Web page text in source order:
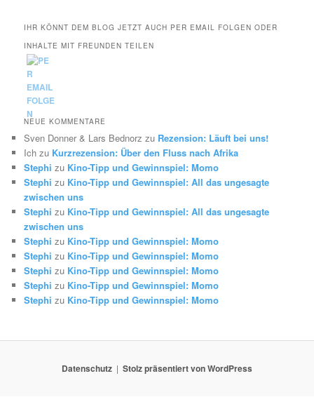
IHR KÖNNT DEM BLOG JETZT AUCH PER EMAIL FOLGEN ODER
INHALTE MIT FREUNDEN TEILEN
NEUE KOMMENTARE
Sven Donner & Lars Bednorz zu Rezension: Läuft bei uns!
Ich zu Kurzrezension: Über den Fluss nach Afrika
Stephi zu Kino-Tipp und Gewinnspiel: Momo
Stephi zu Kino-Tipp und Gewinnspiel: All das ungesagte
zwischen uns
Stephi zu Kino-Tipp und Gewinnspiel: All das ungesagte
zwischen uns
Stephi zu Kino-Tipp und Gewinnspiel: Momo
Stephi zu Kino-Tipp und Gewinnspiel: Momo
Stephi zu Kino-Tipp und Gewinnspiel: Momo
Stephi zu Kino-Tipp und Gewinnspiel: Momo
Stephi zu Kino-Tipp und Gewinnspiel: Momo
Datenschutz Stolz präsentiert von WordPress